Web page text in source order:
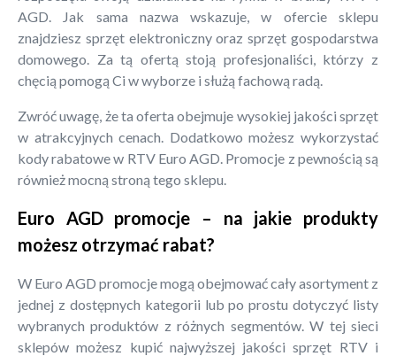
AGD. Jak sama nazwa wskazuje, w ofercie sklepu
znajdziesz sprzęt elektroniczny oraz sprzęt gospodarstwa
domowego. Za tą ofertą stoją profesjonaliści, którzy z
chęcią pomogą Ci w wyborze i służą fachową radą.
Zwróć uwagę, że ta oferta obejmuje wysokiej jakości sprzęt
w atrakcyjnych cenach. Dodatkowo możesz wykorzystać
kody rabatowe w RTV Euro AGD. Promocje z pewnością są
również mocną stroną tego sklepu.
Euro AGD promocje – na jakie produkty
możesz otrzymać rabat?
W Euro AGD promocje mogą obejmować cały asortyment z
jednej z dostępnych kategorii lub po prostu dotyczyć listy
wybranych produktów z różnych segmentów. W tej sieci
sklepów możesz kupić najwyższej jakości sprzęt RTV i